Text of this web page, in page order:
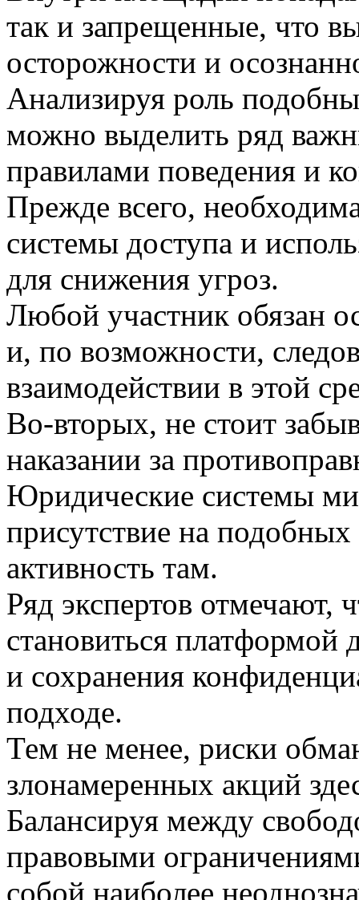
так и запрещенные, что
осторожности и
Анализируя роль
можно выделить ряд
правилами поведения и
Прежде всего,
системы доступа и
для снижения угроз.
Любой участник обязан
и, по возможности,
взаимодействии в этой
Во-вторых, не стоит
наказании за
Юридические системы
присутствие на
активность там.
Ряд экспертов отмечают,
становиться
и сохранения
подходе.
Тем не менее, риски
злонамеренных акций
Балансируя между
правовыми
собой наиболее